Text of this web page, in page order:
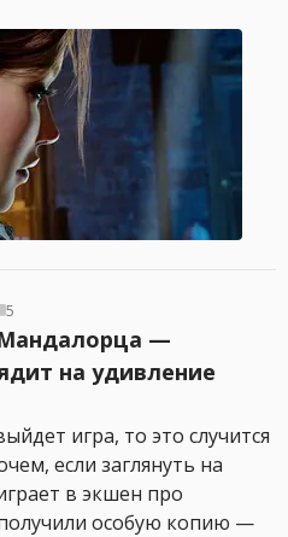
5
—
на удивление
игра, то это случится
если заглянуть на
в экшен про
особую копию —